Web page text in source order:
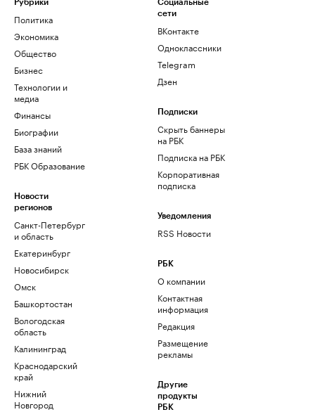
Рубрики
Политика
Экономика
Общество
Бизнес
Технологии и
медиа
Финансы
Биографии
База знаний
РБК Образование
Новости
регионов
Санкт-Петербург
и область
Екатеринбург
Новосибирск
Омск
Башкортостан
Вологодская
область
Калининград
Краснодарский
край
Нижний
Новгород
Социальные
сети
ВКонтакте
Одноклассники
Telegram
Дзен
Подписки
Скрыть баннеры
на РБК
Подписка на РБК
Корпоративная
подписка
Уведомления
RSS Новости
РБК
О компании
Контактная
информация
Редакция
Размещение
рекламы
Другие
продукты
РБК